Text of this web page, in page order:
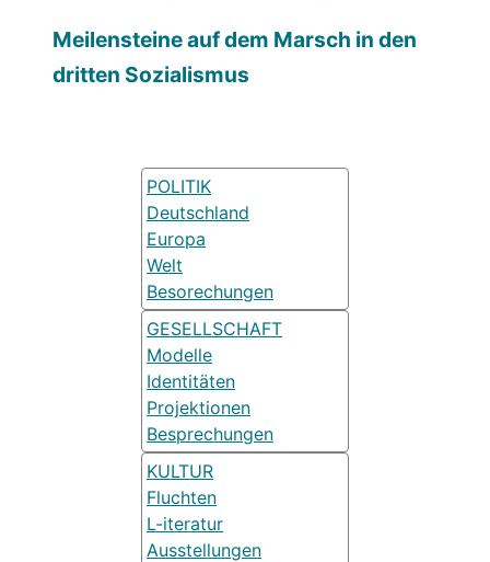
Meilensteine auf dem Marsch in den
dritten Sozialismus
POLITIK
Deutschland
Europa
Welt
Besorechungen
GESELLSCHAFT
Modelle
Identitäten
Projektionen
Besprechungen
KULTUR
Fluchten
L-iteratur
Ausstellungen